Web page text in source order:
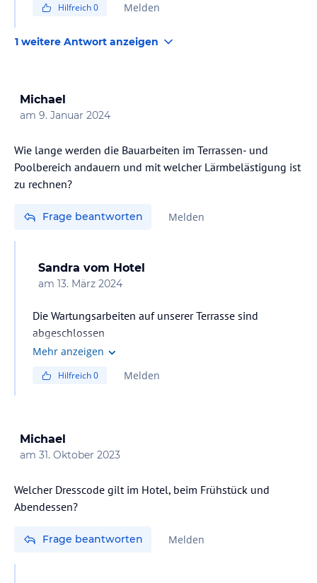
Hilfreich0 Melden
1 weitere Antwort anzeigen
Michael
am 9. Januar 2024
Wie lange werden die Bauarbeiten im Terrassen- und
Poolbereich andauern und mit welcher Lärmbelästigung ist
zu rechnen?
Frage beantworten Melden
Sandra vom Hotel
am 13. März 2024
Die Wartungsarbeiten auf unserer Terrasse sind
abgeschlossen
Mehr anzeigen
Hilfreich0 Melden
Michael
am 31. Oktober 2023
Welcher Dresscode gilt im Hotel, beim Frühstück und
Abendessen?
Frage beantworten Melden